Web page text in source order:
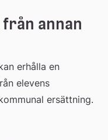
från annan
erhålla en
elevens
ersättning.